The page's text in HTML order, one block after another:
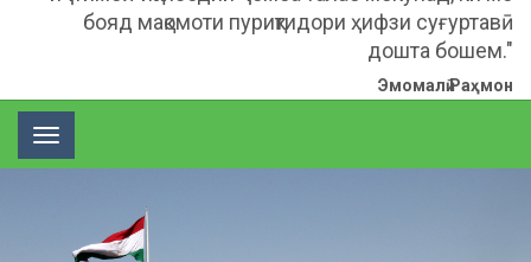
бояд мақомоти пуриқтидори ҳифзи суғуртавӣ
дошта бошем."
Эмомалӣ Раҳмон
Toggle
navigation